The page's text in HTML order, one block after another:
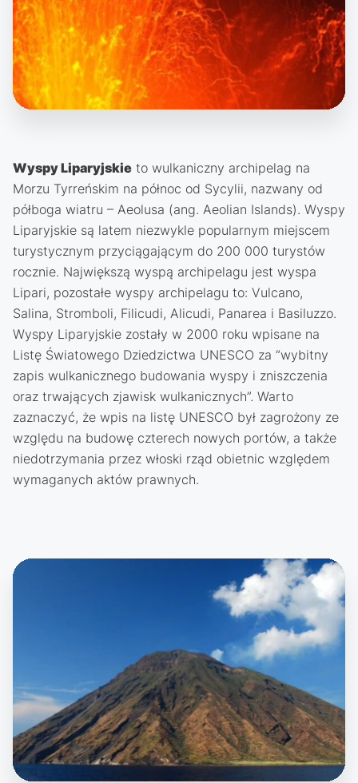
Wyspy Liparyjskie to wulkaniczny archipelag na
Morzu Tyrreńskim na północ od Sycylii, nazwany od
półboga wiatru – Aeolusa (ang. Aeolian Islands). Wyspy
Liparyjskie są latem niezwykle popularnym miejscem
turystycznym przyciągającym do 200 000 turystów
rocznie. Największą wyspą archipelagu jest wyspa
Lipari, pozostałe wyspy archipelagu to: Vulcano,
Salina, Stromboli, Filicudi, Alicudi, Panarea i Basiluzzo.
Wyspy Liparyjskie zostały w 2000 roku wpisane na
Listę Światowego Dziedzictwa UNESCO za “wybitny
zapis wulkanicznego budowania wyspy i zniszczenia
oraz trwających zjawisk wulkanicznych”. Warto
zaznaczyć, że wpis na listę UNESCO był zagrożony ze
względu na budowę czterech nowych portów, a także
niedotrzymania przez włoski rząd obietnic względem
wymaganych aktów prawnych.